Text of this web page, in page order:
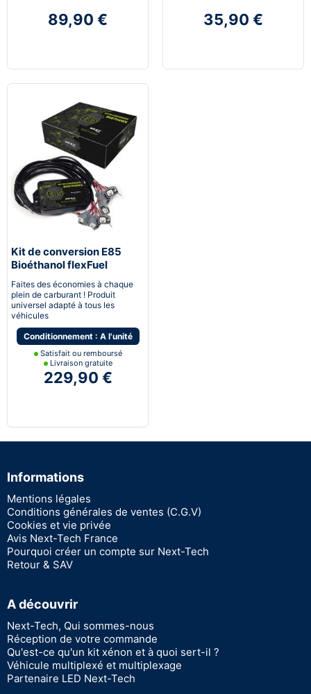
89,90 € 35,90 €
Kit de conversion E85
Bioéthanol flexFuel
converter
Faites des économies à chaque
plein de carburant ! Produit
universel adapté à tous les
véhicules
Conditionnement : A l'unité
Satisfait ou remboursé
Livraison gratuite
229,90 €
Informations
Mentions légales
Conditions générales de ventes (C.G.V)
Cookies et vie privée
Avis Next-Tech France
Pourquoi créer un compte sur Next-Tech
Retour & SAV
A découvrir
Next-Tech, Qui sommes-nous
Réception de votre commande
Qu'est-ce qu'un kit xénon et à quoi sert-il ?
Véhicule multiplexé et multiplexage
Partenaire LED Next-Tech